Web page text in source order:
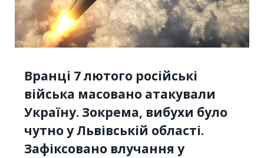
Вранці 7 лютого російські
війська масовано атакували
Україну. Зокрема, вибухи було
чутно у Львівській області.
Зафіксовано влучання у